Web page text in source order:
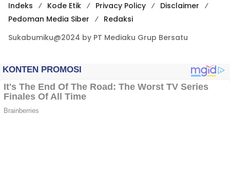
Indeks Kode Etik Privacy Policy
Disclaimer
Pedoman Media Siber
Redaksi
Sukabumiku@2024 by PT Mediaku Grup Bersatu